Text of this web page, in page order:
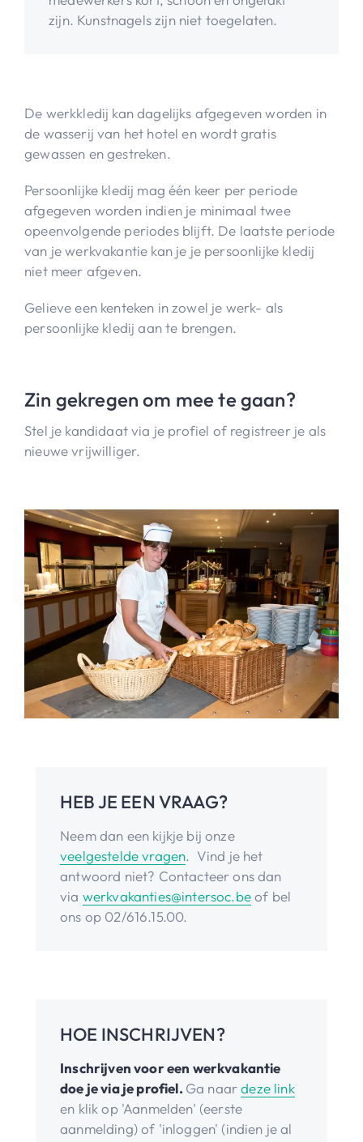
zijn. Kunstnagels zijn niet toegelaten.
De werkkledij kan dagelijks afgegeven worden in
de wasserij van het hotel en wordt gratis
gewassen en gestreken.
Persoonlijke kledij mag één keer per periode
afgegeven worden indien je minimaal twee
opeenvolgende periodes blijft. De laatste periode
van je werkvakantie kan je je persoonlijke kledij
niet meer afgeven.
Gelieve een kenteken in zowel je werk- als
persoonlijke kledij aan te brengen.
Zin gekregen om mee te gaan?
Stel je kandidaat via je profiel of registreer je als
nieuwe vrijwilliger.
HEB JE EEN VRAAG?
Neem dan een kijkje bij onze
veelgestelde vragen. Vind je het
antwoord niet? Contacteer ons dan
via werkvakanties@intersoc.beof bel
ons op 02/616.15.00.
HOE INSCHRIJVEN?
Inschrijven voor een werkvakantie
doe je via je profiel. Ga naardeze link
en klik op 'Aanmelden' (eerste
aanmelding) of 'inloggen' (indien je al